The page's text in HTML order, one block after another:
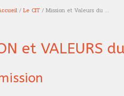
/ Le CIT / Mission et Valeurs du ...
et VALEURS